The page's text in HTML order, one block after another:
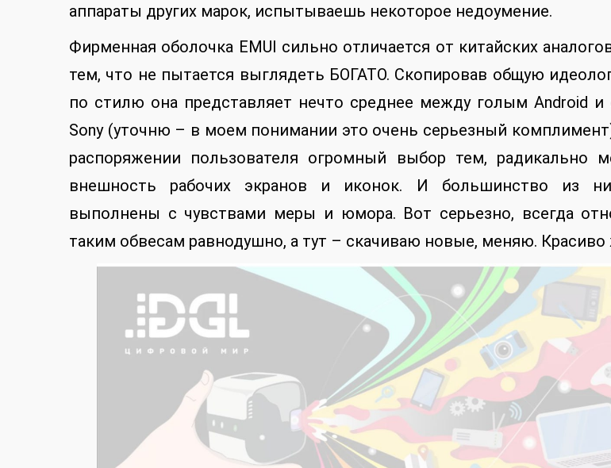
аппараты других марок, испытываешь некоторое недоумение.
Фирменная оболочка EMUI сильно отличается от китайских
тем, что не пытается выглядеть БОГАТО. Скопировав общую
по стилю она представляет нечто среднее между голым Android
Sony (уточню – в моем понимании это очень серьезный
распоряжении пользователя огромный выбор тем, радикально
внешность рабочих экранов и иконок. И большинство из
выполнены с чувствами меры и юмора. Вот серьезно, всегда
таким обвесам равнодушно, а тут – скачиваю новые, меняю. Красиво